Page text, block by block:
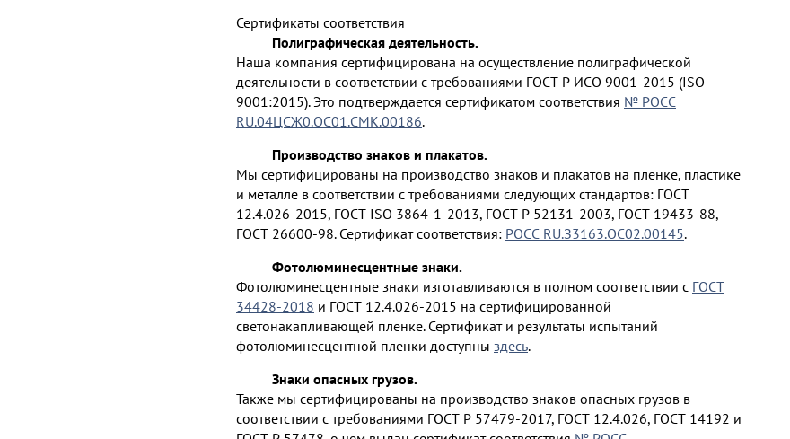
Сертификаты соответствия
Полиграфическая деятельность.
Наша компания сертифицирована на осуществление полиграфической
деятельности в соответствии с требованиями ГОСТ Р ИСО 9001-2015 (ISO
9001:2015). Это подтверждается сертификатом соответствия № РОСС
RU.04ЦСЖ0.ОС01.СМК.00186.
Производство знаков и плакатов.
Мы сертифицированы на производство знаков и плакатов на пленке, пластике
и металле в соответствии с требованиями следующих стандартов: ГОСТ
12.4.026-2015, ГОСТ ISO 3864-1-2013, ГОСТ Р 52131-2003, ГОСТ 19433-88,
ГОСТ 26600-98. Сертификат соответствия: РОСС RU.З3163.ОС02.00145.
Фотолюминесцентные знаки.
Фотолюминесцентные знаки изготавливаются в полном соответствии с ГОСТ
34428-2018 и ГОСТ 12.4.026-2015 на сертифицированной
светонакапливающей пленке. Сертификат и результаты испытаний
фотолюминесцентной пленки доступны здесь.
Знаки опасных грузов.
Также мы сертифицированы на производство знаков опасных грузов в
соответствии с требованиями ГОСТ Р 57479-2017, ГОСТ 12.4.026, ГОСТ 14192 и